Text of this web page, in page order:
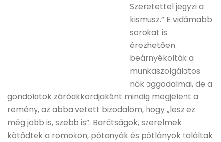
Szeretettel jegyzi a
kismusz.” E vidámabb
sorokat is
érezhetően
beárnyékolták a
munkaszolgálatos
nők aggodalmai, de a
gondolatok záróakkordjaként mindig megjelent a
remény, az abba vetett bizodalom, hogy „lesz ez
még jobb is, szebb is”. Barátságok, szerelmek
kötődtek a romokon, pótanyák és pótlányok találtak